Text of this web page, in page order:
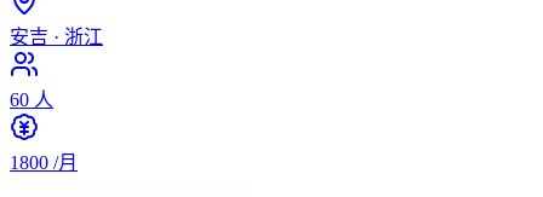
安吉 · 浙江
60 人
1800 /月